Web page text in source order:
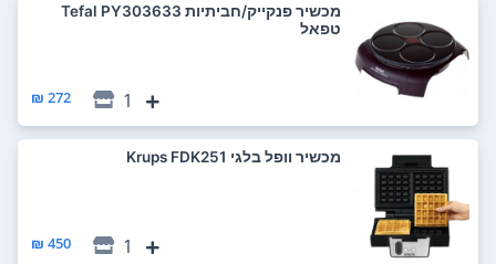
‏מכשיר פנקייק/חביתיות Tefal PY303633
טפאל
1
272 ₪
‏מכשיר וופל בלגי Krups FDK251
1
450 ₪